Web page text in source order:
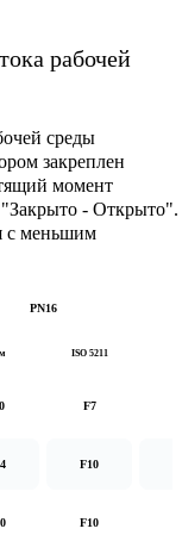
рабочей
среды
закреплен
момент
"Закрыто - Открыто".
с меньшим
PN16
ISO 5211
F7
F10
F10